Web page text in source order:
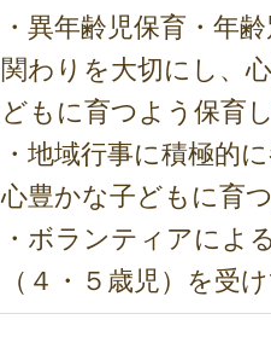
・異年齢児保育・年
関わりを大切にし、
どもに育つよう保育
・地域行事に積極的
心豊かな子どもに育
・ボランティアによ
（４・５歳児）を受